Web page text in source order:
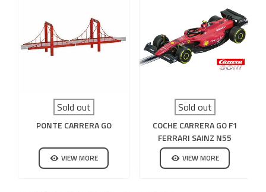
Sold out
PONTE CARRERA GO
VIEW MORE
Sold out
COCHE CARRERA GO F1
FERRARI SAINZ N55
VIEW MORE